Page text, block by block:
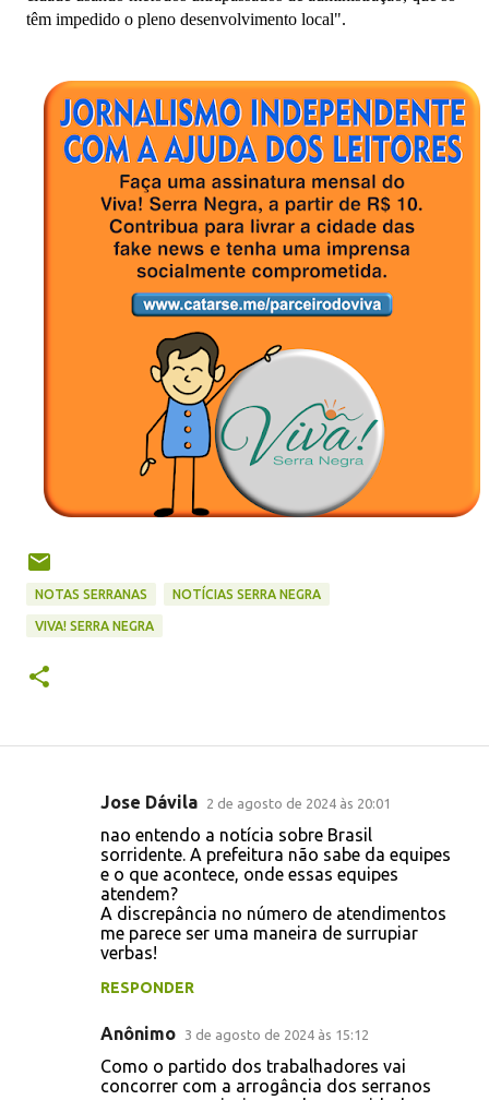
têm impedido o pleno desenvolvimento local".
NOTAS SERRANAS NOTÍCIAS SERRA NEGRA
VIVA! SERRA NEGRA
Jose Dávila 2 de agosto de 2024 às 20:01
nao entendo a notícia sobre Brasil
sorridente. A prefeitura não sabe da equipes
e o que acontece, onde essas equipes
atendem?
A discrepância no número de atendimentos
me parece ser uma maneira de surrupiar
verbas!
RESPONDER
Anônimo 3 de agosto de 2024 às 15:12
Como o partido dos trabalhadores vai
concorrer com a arrogância dos serranos